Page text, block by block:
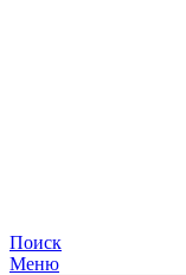
Поиск
Меню